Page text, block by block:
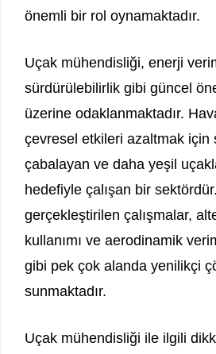
önemli bir rol oynamaktadır.
Uçak mühendisliği, enerji
sürdürülebilirlik gibi güncel
üzerine odaklanmaktadır.
çevresel etkileri azaltmak için
çabalayan ve daha yeşil
hedefiyle çalışan bir
gerçekleştirilen çalışmalar,
kullanımı ve aerodinamik
gibi pek çok alanda yenilikçi
sunmaktadır.
Uçak mühendisliği ile ilgili